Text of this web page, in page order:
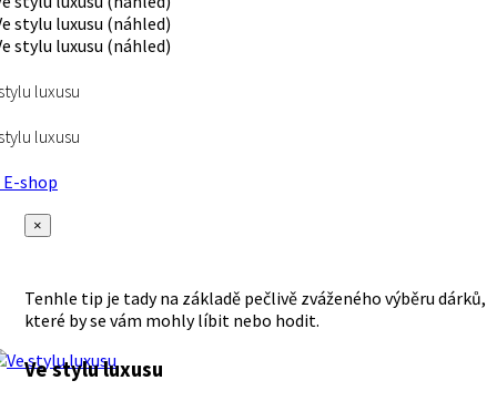
luxusu
luxusu
shop
×
Tenhle tip je tady na základě pečlivě zváženého výběru dárků,
které by se vám mohly líbit nebo hodit.
Ve stylu luxusu